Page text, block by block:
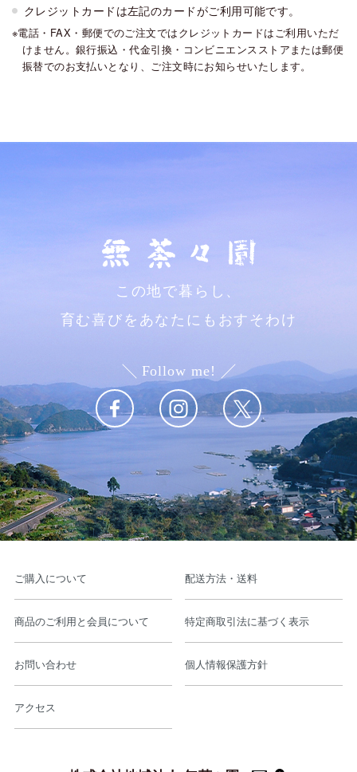
クレジットカードは左記のカードがご利用可能です。
電話・FAX・郵便でのご注文ではクレジットカードはご利用いただ
けません。銀行振込・代金引換・コンビニエンスストアまたは郵便
振替でのお支払いとなり、ご注文時にお知らせいたします。
この地で暮らし、
育む喜びをあなたにもおすそわけ
Follow me!
ご購入について 配送方法・送料
商品のご利用と会員について 特定商取引法に基づく表示
お問い合わせ 個人情報保護方針
アクセス